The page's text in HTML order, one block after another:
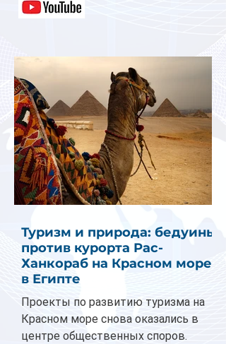
Туризм и природа: бедуины
против курорта Рас-
Ханкораб на Красном море
в Египте
Проекты по развитию туризма на
Красном море снова оказались в
центре общественных споров.